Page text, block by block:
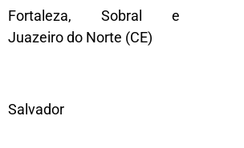
Fortaleza, Sobral e
Juazeiro do Norte (CE)
Salvador